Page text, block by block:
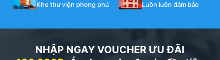
Kho thư viện phong phú Luôn luôn đảm bảo
NHẬP NGAY VOUCHER ƯU ĐÃI